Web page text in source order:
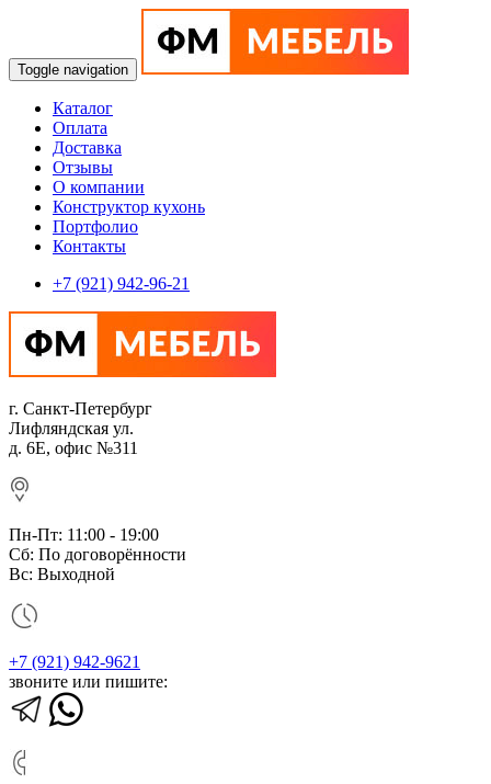
Toggle navigation
Каталог
Оплата
Доставка
Отзывы
О компании
Конструктор кухонь
Портфолио
Контакты
+7 (921) 942-96-21
г. Санкт-Петербург
Лифляндская ул.
д. 6Е, офис №311
Пн-Пт: 11:00 - 19:00
Сб: По договорённости
Вс: Выходной
+7 (921) 942-9621
звоните или пишите: